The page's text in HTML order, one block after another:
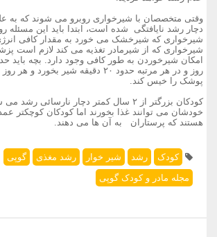
وقتی متخصصان با شیرخواری روبرو می شوند که به
دچار رشد نایافتگی شده است، ابتدا باید این مسئله
شیرخواری که شیرخشک می خورد به مقدار کافی
شیرخواری که از شیرمادر تغذیه می کند لازم است
پوشک را خیس کند.
کودکان بزرگتر از ۲ سال کمتر دچار نارسائی
خودشان می توانند غذا بخورند اما کودکان کوچکتر
هستند که پرستاران به آن ها می دهند.
کودک رشد شیر خوار رشد مغذی
گوپی
مجله مادر و کودک گوپی